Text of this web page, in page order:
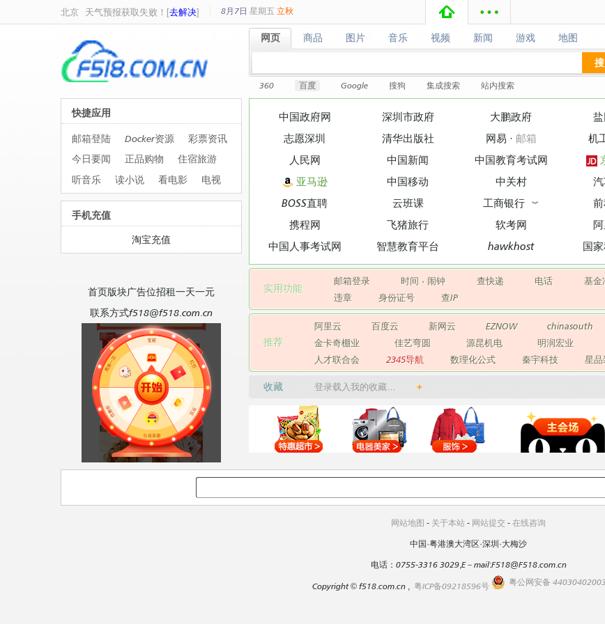
北京 天气预报获取失败！[去解决] 8月7日 星期五 立秋
网页
网页 商品
商品 图片
图片 音乐
音乐 视频
视频 新闻
新闻 游戏
游戏 地图
地图
360 百度 Google 搜狗 集成搜索 站内搜索
中国政府网 深圳市政府 大鹏政府
志愿深圳
清华出版社 网易 · 邮箱 机
人民网
中国新闻 中国教育考试网
亚马逊
中国移动 中关村
BOSS直聘
云班课 工商银行 ︾
携程网
飞猪旅行 软考网
中国人事考试网
智慧教育平台 hawkhost 国
实用功能
邮箱登录 时间 · 闹钟 查快递 电话 基金
违章
身份证号 查IP
推荐
阿里云 百度云 新网云 EZNOW chinasouth
金卡奇棚业
佳艺弯圆 源昆机电 明润宏业
人才联合会
2345导航 数理化公式 秦宇科技 星品
收藏 登录载入我的收藏… +
快捷应用
邮箱登陆 Docker资源
彩票资讯
今日要闻
正品购物
住宿旅游
听音乐
读小说 看电影 电视
手机充值
淘宝充值
首页版块广告位招租一天一元
联系方式f518@f518.com.cn
网站地图 - 关于本站 - 网站提交 - 在线咨询
中国·粤港澳大湾区·深圳·大梅沙
电话：0755-3316 3029,E－mail:F518@F518.com.cn
Copyright©f518.com.cn , 粤ICP备09218596号 粤公网安备